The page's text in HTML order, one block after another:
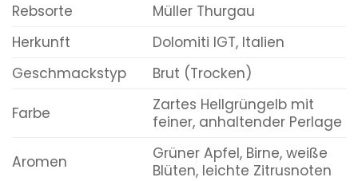
Rebsorte
Müller Thurgau
Herkunft
Dolomiti IGT, Italien
Geschmackstyp
Brut (Trocken)
Farbe
Zartes Hellgrüngelb mit
feiner, anhaltender Perlage
Aromen
Grüner Apfel, Birne, weiße
Blüten, leichte Zitrusnoten